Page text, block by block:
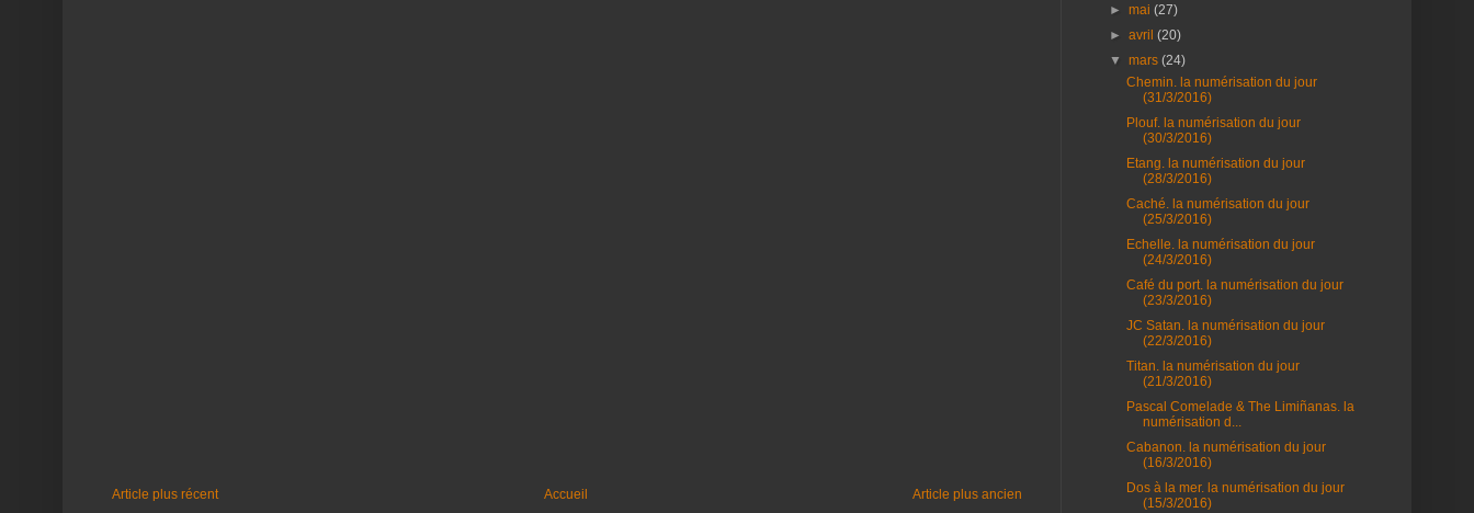
Article plus récent Article plus ancien
Accueil
►mai(27)
►avril(20)
▼mars(24)
Chemin. la numérisation du jour
(31/3/2016)
Plouf. la numérisation du jour
(30/3/2016)
Etang. la numérisation du jour
(28/3/2016)
Caché. la numérisation du jour
(25/3/2016)
Echelle. la numérisation du jour
(24/3/2016)
Café du port. la numérisation du jour
(23/3/2016)
JC Satan. la numérisation du jour
(22/3/2016)
Titan. la numérisation du jour
(21/3/2016)
Pascal Comelade & The Limiñanas. la
numérisation d...
Cabanon. la numérisation du jour
(16/3/2016)
Dos à la mer. la numérisation du jour
(15/3/2016)